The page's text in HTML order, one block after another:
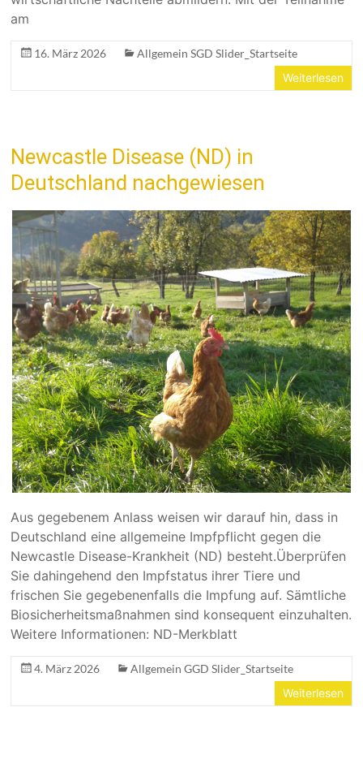
am
16. März 2026
Allgemein SGD Slider_Startseite
Weiterlesen
Newcastle Disease (ND) in
Deutschland nachgewiesen
Aus gegebenem Anlass weisen wir darauf hin, dass in
Deutschland eine allgemeine Impfpflicht gegen die
Newcastle Disease-Krankheit (ND) besteht.Überprüfen
Sie dahingehend den Impfstatus ihrer Tiere und
frischen Sie gegebenenfalls die Impfung auf. Sämtliche
Biosicherheitsmaßnahmen sind konsequent einzuhalten.
Weitere Informationen: ND-Merkblatt
4. März 2026
Allgemein GGD Slider_Startseite
Weiterlesen